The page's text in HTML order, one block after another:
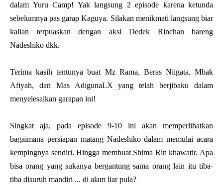
dalam Yuru Camp! Yak langsung 2 episode karena ketunda
sebelumnya pas garap Kaguya. Silakan menikmati langsung biar
kalian terpuaskan dengan aksi Dedek Rinchan bareng
Nadeshiko dkk.
Terima kasih tentunya buat Mz Rama, Beras Niigata, Mbak
Afiyah, dan Mas AdigunaLX yang telah berjibaku dalam
menyelesaikan garapan ini!
Singkat aja, pada episode 9-10 ini akan memperlihatkan
bagaimana persiapan matang Nadeshiko dalam memulai acara
kempingnya sendiri. Hingga membuat Shima Rin khawatir. Apa
bisa orang yang sukanya bergantung sama orang lain itu tiba-
tiba disuruh mandiri ... di alam liar pula?